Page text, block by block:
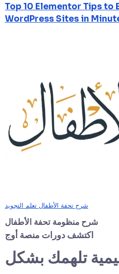
Top 10 Elementor Tips to
WordPress Sites in
شرح تحفة الأطفال تعلم التجويد
شرح منظومة تحفة الأطفال
اكتشف دورات منصة أوج
تلهمك بشكل